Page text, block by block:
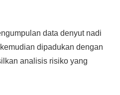
data denyut nadi
dipadukan dengan
analisis risiko yang